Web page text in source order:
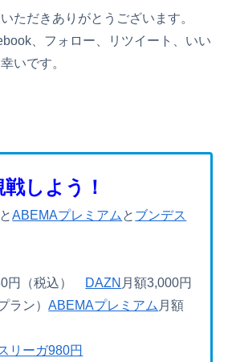
ただきありがとうございます。
、フォロー、リツイート、いい
いです。
しよう！
とABEMAプレミアム と ブンデス
円（税込） DAZN 月額3,000円
ラン）ABEMAプレミアム 月額
リーガ980円